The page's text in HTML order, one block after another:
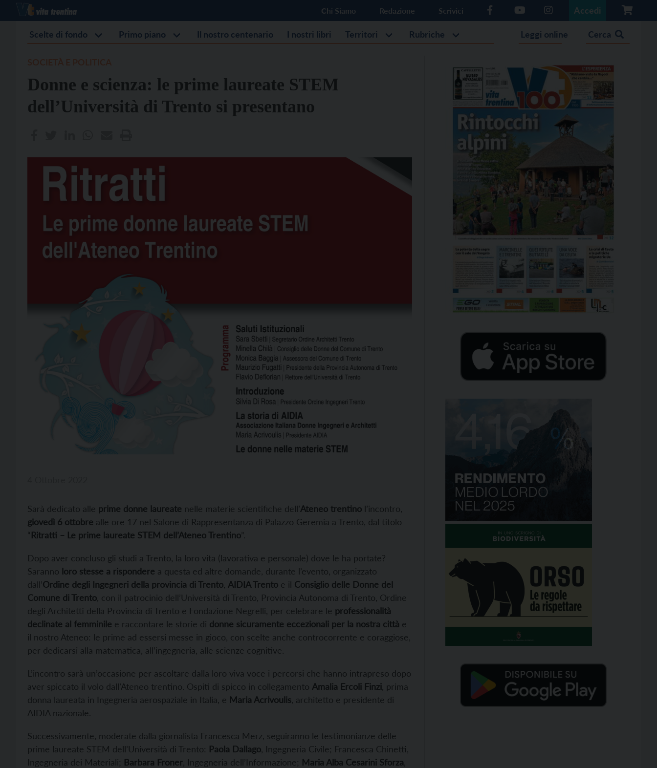
Chi Siamo Redazione Scrivici Accedi
Scelte di fondo Primo piano Il nostro centenario I nostri libri Territori Rubriche Leggi online Cerca
Donne e scienza: le prime laureate STEM
dell’Università di Trento si presentano
Sarà dedicato alle prime donne laureate nelle materie scientifiche dell’Ateneo trentino l’incontro,
giovedì 6 ottobre alle ore 17 nel Salone di Rappresentanza di Palazzo Geremia a Trento, dal titolo
“Ritratti – Le prime laureate STEM dell’Ateneo Trentino”.
Dopo aver concluso gli studi a Trento, la loro vita (lavorativa e personale) dove le ha portate?
Saranno loro stesse a rispondere a questa ed altre domande, durante l’evento, organizzato
dall’Ordine degli Ingegneri della provincia di Trento AIDIA Trento e il Consiglio delle Donne del
Comune di Trento , con il patrocinio dell’Università di Trento, Provincia Autonoma di Trento, Ordine
degli Architetti della Provincia di Trento e Fondazione Negrelli, per celebrare le professionalità
declinate al femminile e raccontare le storie di donne sicuramente eccezionali per la nostra città e
il nostro Ateneo: le prime ad essersi messe in gioco, con scelte anche controcorrente e coraggiose,
per dedicarsi alla matematica, all’ingegneria, alle scienze cognitive.
L’incontro sarà un’occasione per ascoltare dalla loro viva voce i percorsi che hanno intrapreso dopo
aver spiccato il volo dall’Ateneo trentino. Ospiti di spicco in collegamento Amalia Ercoli Finzi , prima
donna laureata in Ingegneria aerospaziale in Italia, e Maria Acrivoulis , architetto e presidente di
AIDIA nazionale.
Successivamente, moderate dalla giornalista Francesca Merz, seguiranno le testimonianze delle
prime laureate STEM dell’Università di Trento: Paola Dallago , Ingegneria Civile; Francesca Chinetti,
Ingegneria dei Materiali; Barbara Froner , Ingegneria dell’Informazione; Maria Alba Cesarini Sforza